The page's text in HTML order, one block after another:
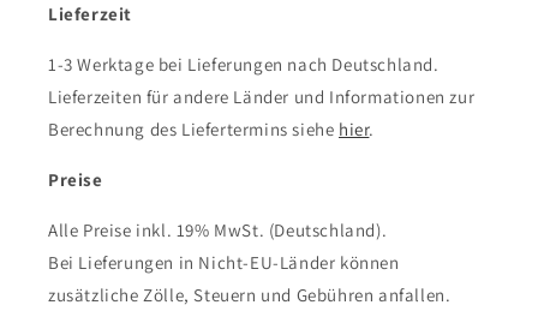
Lieferzeit
1-3 Werktage bei Lieferungen nach Deutschland.
Lieferzeiten für andere Länder und Informationen zur
Berechnung des Liefertermins siehe hier.
Preise
Alle Preise inkl. 19% MwSt. (Deutschland).
Bei Lieferungen in Nicht-EU-Länder können
zusätzliche Zölle, Steuern und Gebühren anfallen.